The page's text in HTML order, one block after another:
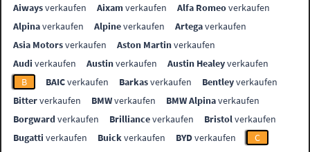
Aiwaysverkaufen Aixamverkaufen Alfa Romeoverkaufen
Alpinaverkaufen Alpineverkaufen Artegaverkaufen
Asia Motorsverkaufen Aston Martinverkaufen
Audi verkaufen Austinverkaufen Austin Healeyverkaufen
B
BAICverkaufen Barkasverkaufen Bentleyverkaufen
Bitterverkaufen BMWverkaufen BMW Alpinaverkaufen
Borgwardverkaufen Brillianceverkaufen Bristolverkaufen
Bugatti verkaufen Buickverkaufen BYDverkaufen
C